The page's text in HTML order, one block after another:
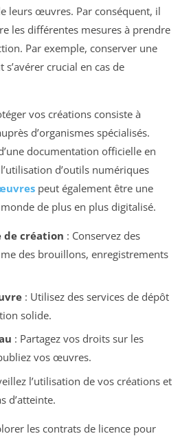
leurs œuvres. Par conséquent, il
les différentes mesures à prendre
Par exemple, conserver une
s’avérer crucial en cas de
vos créations consiste à
d’organismes spécialisés.
documentation officielle en
d’outils numériques
peut également être une
de plus en plus digitalisé.
de création : Conservez des
des brouillons, enregistrements
: Utilisez des services de dépôt
solide.
: Partagez vos droits sur les
vos œuvres.
l’utilisation de vos créations et
d’atteinte.
les contrats de licence pour